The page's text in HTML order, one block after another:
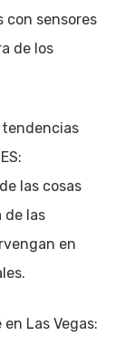
con sensores
de los
las cosas
de las
en
Las Vegas: